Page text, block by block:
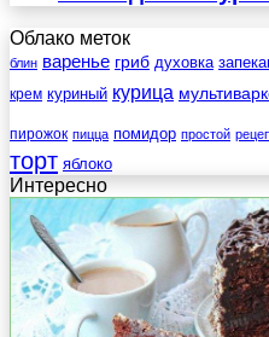
Облако меток
блин варенье гриб духовка
крем куриный курица
пирожок пицца помидор простой
торт яблоко
Интересно